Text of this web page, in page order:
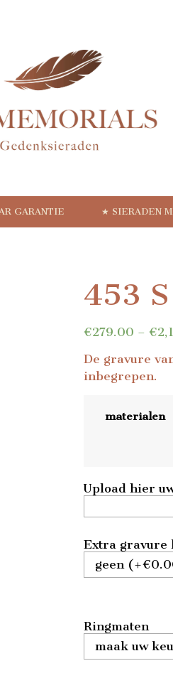
GARANTIE ★ SIERADEN
453 S
€279.00 –€
De gravure
inbegrepen.
materialen
Upload hier
Extra gravure
Ringmaten